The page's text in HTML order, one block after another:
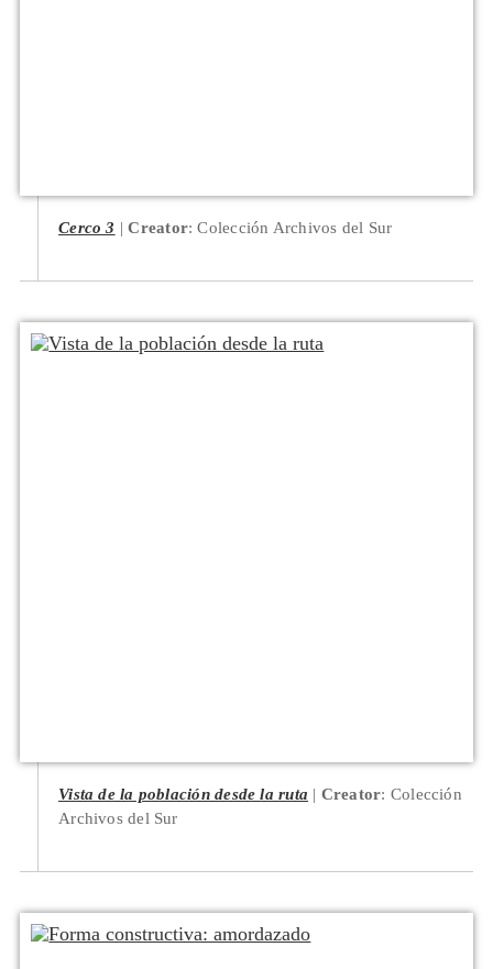
Cerco 3 Creator: Colección Archivos del Sur
Vista de la población desde la ruta Creator: Colección
Archivos del Sur